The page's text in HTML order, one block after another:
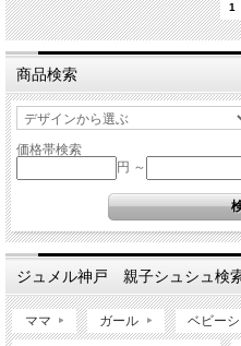
1
商品検索
価格帯検索
円 ～
ジュメル神戸 親子シュシュ検
ママ ガール ベビーシ